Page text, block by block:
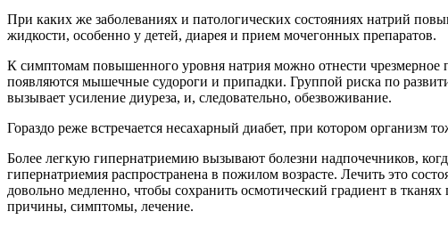
При каких же заболеваниях и патологических состояниях натрий
жидкости, особенно у детей, диарея и прием мочегонных препаратов.
К симптомам повышенного уровня натрия можно отнести чрезмерное
появляются мышечные судороги и припадки. Группой риска по
вызывает усиление диуреза, и, следовательно, обезвоживание.
Гораздо реже встречается несахарный диабет, при котором организм
Более легкую гипернатриемию вызывают болезни надпочечников,
гипернатриемия распространена в пожилом возрасте. Лечить это
довольно медленно, чтобы сохранить осмотический градиент в
причины, симптомы, лечение.